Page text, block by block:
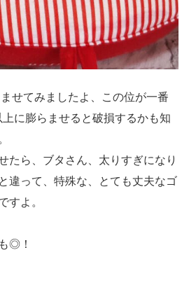
せてみましたよ、この位が一番
に膨らませると破損するかも知
たら、ブタさん、太りすぎになり
違って、特殊な、とても丈夫なゴ
すよ。
◎！